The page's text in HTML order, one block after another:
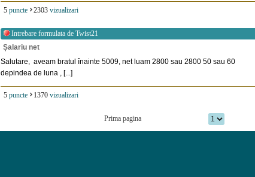
5 puncte 2303 vizualizari
Intrebare formulata de Twist21
Șalariu net
Salutare, aveam bratul înainte 5009, net luam 2800 sau 2800 50 sau 60
depindea de luna , [...]
5 puncte 1370 vizualizari
Prima pagina